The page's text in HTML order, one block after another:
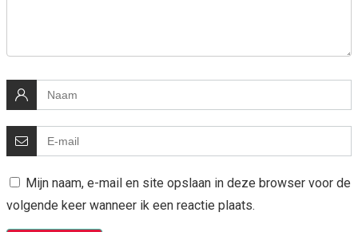
Mijn naam, e-mail en site opslaan in deze browser voor de
volgende keer wanneer ik een reactie plaats.